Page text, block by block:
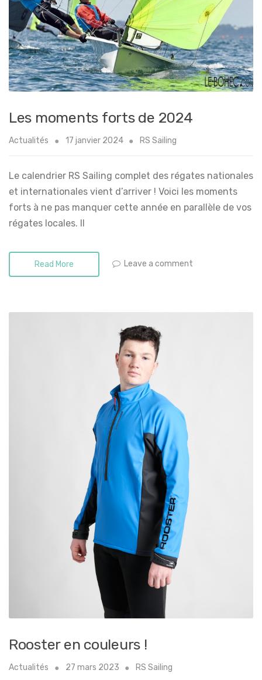
Les moments forts de 2024
Actualités 17 janvier 2024 RS Sailing
Le calendrier RS Sailing complet des régates nationales
et internationales vient d’arriver ! Voici les moments
forts à ne pas manquer cette année en parallèle de vos
régates locales. Il
Read More Leave a comment
Rooster en couleurs !
Actualités 27 mars 2023 RS Sailing